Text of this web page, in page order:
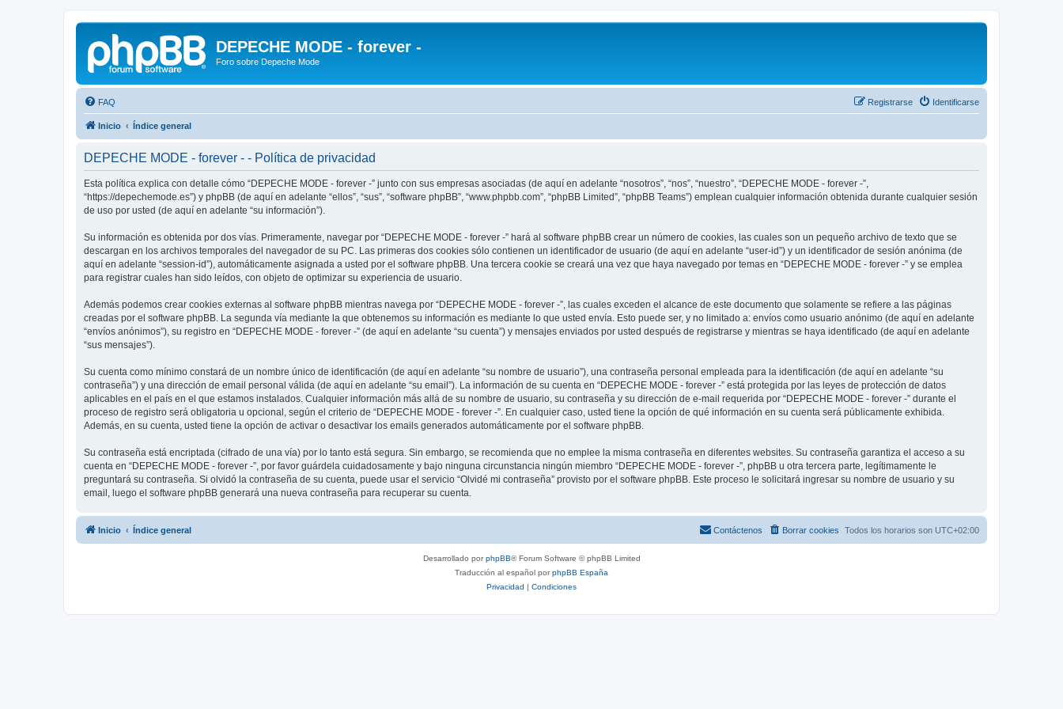
DEPECHE MODE - forever -
Foro sobre Depeche Mode
FAQ Identificarse
Registrarse
Inicio Índice general
DEPECHE MODE - forever - - Política de privacidad
Esta política explica con detalle cómo “DEPECHE MODE - forever -” junto con sus empresas asociadas (de aquí en adelante “nosotros”, “nos”, “nuestro”, “DEPECHE MODE - forever -”,
“https://depechemode.es”) y phpBB (de aquí en adelante “ellos”, “sus”, “software phpBB”, “www.phpbb.com”, “phpBB Limited”, “phpBB Teams”) emplean cualquier información obtenida durante cualquier sesión
de uso por usted (de aquí en adelante “su información”).
Su información es obtenida por dos vías. Primeramente, navegar por “DEPECHE MODE - forever -” hará al software phpBB crear un número de cookies, las cuales son un pequeño archivo de texto que se
descargan en los archivos temporales del navegador de su PC. Las primeras dos cookies sólo contienen un identificador de usuario (de aquí en adelante “user-id”) y un identificador de sesión anónima (de
aquí en adelante “session-id”), automáticamente asignada a usted por el software phpBB. Una tercera cookie se creará una vez que haya navegado por temas en “DEPECHE MODE - forever -” y se emplea
para registrar cuales han sido leídos, con objeto de optimizar su experiencia de usuario.
Además podemos crear cookies externas al software phpBB mientras navega por “DEPECHE MODE - forever -”, las cuales exceden el alcance de este documento que solamente se refiere a las páginas
creadas por el software phpBB. La segunda vía mediante la que obtenemos su información es mediante lo que usted envía. Esto puede ser, y no limitado a: envíos como usuario anónimo (de aquí en adelante
“envíos anónimos”), su registro en “DEPECHE MODE - forever -” (de aquí en adelante “su cuenta”) y mensajes enviados por usted después de registrarse y mientras se haya identificado (de aquí en adelante
“sus mensajes”).
Su cuenta como mínimo constará de un nombre único de identificación (de aquí en adelante “su nombre de usuario”), una contraseña personal empleada para la identificación (de aquí en adelante “su
contraseña”) y una dirección de email personal válida (de aquí en adelante “su email”). La información de su cuenta en “DEPECHE MODE - forever -” está protegida por las leyes de protección de datos
aplicables en el país en el que estamos instalados. Cualquier información más allá de su nombre de usuario, su contraseña y su dirección de e-mail requerida por “DEPECHE MODE - forever -” durante el
proceso de registro será obligatoria u opcional, según el criterio de “DEPECHE MODE - forever -”. En cualquier caso, usted tiene la opción de qué información en su cuenta será públicamente exhibida.
Además, en su cuenta, usted tiene la opción de activar o desactivar los emails generados automáticamente por el software phpBB.
Su contraseña está encriptada (cifrado de una vía) por lo tanto está segura. Sin embargo, se recomienda que no emplee la misma contraseña en diferentes websites. Su contraseña garantiza el acceso a su
cuenta en “DEPECHE MODE - forever -”, por favor guárdela cuidadosamente y bajo ninguna circunstancia ningún miembro “DEPECHE MODE - forever -”, phpBB u otra tercera parte, legítimamente le
preguntará su contraseña. Si olvidó la contraseña de su cuenta, puede usar el servicio “Olvidé mi contraseña” provisto por el software phpBB. Este proceso le solicitará ingresar su nombre de usuario y su
email, luego el software phpBB generará una nueva contraseña para recuperar su cuenta.
Inicio Índice general Todos los horarios son UTC+02:00
Borrar cookies
Contáctenos
Desarrollado porphpBB® Forum Software © phpBB Limited
Traducción al español porphpBB España
Privacidad | Condiciones